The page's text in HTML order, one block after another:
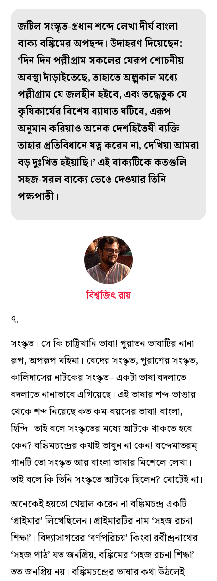
জটিল সংস্কৃত-প্রধান শব্দে লেখা দীর্ঘ বাংলা
বাক্য বঙ্কিমের অপছন্দ। উদাহরণ দিয়েছেন:
‘দিন দিন পল্লীগ্রাম সকলের যেরূপ শোচনীয়
অবস্থা দাঁড়াইতেছে, তাহাতে অল্পকাল মধ্যে
পল্লীগ্রাম যে জলহীন হইবে, এবং তদ্ধেতুক যে
কৃষিকার্যের বিশেষ ব্যাঘাত ঘটিবে, এরূপ
অনুমান করিয়াও অনেক দেশহিতৈষী ব্যক্তি
তাহার প্রতিবিধানে যত্ন করেন না, দেখিয়া আমরা
বড় দুঃখিত হইয়াছি।’ এই বাক্যটিকে কতগুলি
সহজ-সরল বাক্যে ভেঙে দেওয়ার তিনি
পক্ষপাতী।
বিশ্বজিৎ রায়
৭.
সংস্কৃত। সে কি চাট্টিখানি ভাষা! পুরাতন ভাষাটির নানা
রূপ, অপরূপ মহিমা। বেদের সংস্কৃত, পুরাণের সংস্কৃত,
কালিদাসের নাটকের সংস্কৃত– একটা ভাষা বদলাতে
বদলাতে নানাভাবে এগিয়েছে। এই ভাষার শব্দ-ভাণ্ডার
থেকে শব্দ নিয়েছে কত কম-বয়সের ভাষা! বাংলা,
হিন্দি। তাই বলে সংস্কৃতের মধ্যে আটকে থাকতে হবে
কেন? বঙ্কিমচন্দ্রের কথাই ভাবুন না কেন! বন্দেমাতরম্‌
গানটি তো সংস্কৃত আর বাংলা ভাষার মিশেলে লেখা।
তাই বলে কি তিনি সংস্কৃতে আটকে ছিলেন? মোটেই না।
অনেকেই হয়তো খেয়াল করেন না বঙ্কিমচন্দ্র একটি
‘প্রাইমার’ লিখেছিলেন। প্রাইমারটির নাম ‘সহজ রচনা
শিক্ষা’। বিদ্যাসাগরের ‘বর্ণপরিচয়’ কিংবা রবীন্দ্রনাথের
‘সহজ পাঠ’ যত জনপ্রিয়, বঙ্কিমের ‘সহজ রচনা শিক্ষা’
তত জনপ্রিয় নয়। বঙ্কিমচন্দ্রের ভাষার কথা উঠলেই